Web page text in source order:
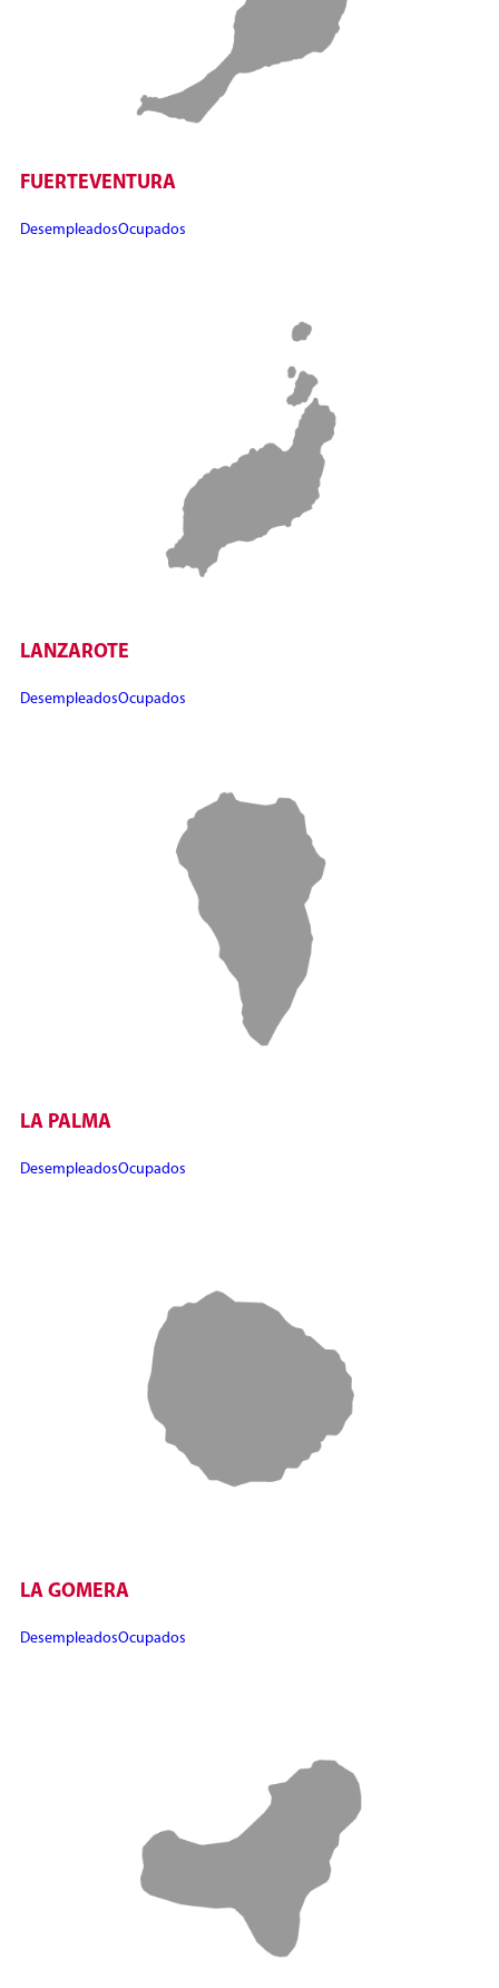
FUERTEVENTURA
DesempleadosOcupados
LANZAROTE
DesempleadosOcupados
LA PALMA
DesempleadosOcupados
LA GOMERA
DesempleadosOcupados